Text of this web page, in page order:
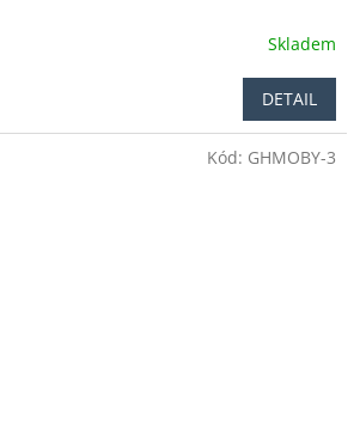
Skladem
DETAIL
Kód: GHMOBY-3